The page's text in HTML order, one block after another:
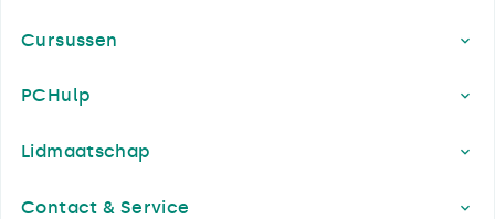
Cursussen
PCHulp
Lidmaatschap
Contact & Service